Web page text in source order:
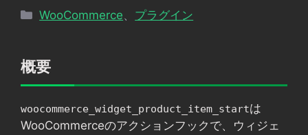
カ
リ
WooCommerce プラグイン
概要
woocommerce_widget_product_item_startは
WooCommerceのアクションフックで、ウィジェ